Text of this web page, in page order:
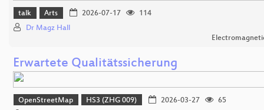
talk Arts 2026-07-17
114
Dr Magz Hall
Erwartete Qualitätssicherung
OpenStreetMap HS3 (ZHG 009) 2026-03-27
65